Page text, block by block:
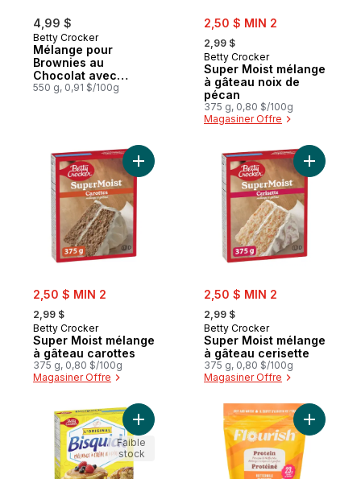
4,99 $
Betty Crocker
Mélange pour
Brownies au
Chocolat avec
Glaçage au Chocolat
550 g, 0,91 $/100g
sale:
2,50 $ MIN 2
, formerly:
2,99 $
Betty Crocker
Super Moist mélange
à gâteau noix de
pécan
375 g, 0,80 $/100g
Magasiner Offre
sale:
2,50 $ MIN 2
, formerly:
2,99 $
Betty Crocker
Super Moist mélange
à gâteau carottes
375 g, 0,80 $/100g
Magasiner Offre
Ajouter Super Moist mélange à gâteau
sale:
2,50 $ MIN 2
, formerly:
2,99 $
Betty Crocker
Super Moist mélange
à gâteau cerisette
375 g, 0,80 $/100g
Magasiner Offre
Ajouter
Ajouter Bisquick Mélange à crêpe et à
Faible
stock
Ajouter